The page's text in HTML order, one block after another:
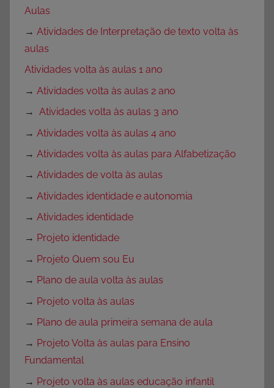
Aulas
→ Atividades de Interpretação de texto volta às
aulas
Atividades volta às aulas 1 ano
→ Atividades volta às aulas 2 ano
→ Atividades volta às aulas 3 ano
→ Atividades volta às aulas 4 ano
→ Atividades volta às aulas para Alfabetização
→ Atividades de volta às aulas
→ Atividades identidade e autonomia
→ Atividades identidade
→ Projeto identidade
→ Projeto Quem sou Eu
→ Plano de aula volta às aulas
→ Projeto volta às aulas
→ Plano de aula primeira semana de aula
→ Projeto Volta às aulas para Ensino
Fundamental
→ Projeto volta às aulas educação infantil